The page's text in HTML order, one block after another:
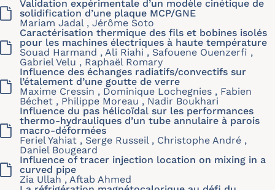
Validation expérimentale d’un modèle cinétique de
solidification d’une plaque MCP/GNE
Mariam Jadal , Jérôme Soto
Caractérisation thermique des fils et bobines isolés
pour les machines électriques à haute température
Souad Harmand , Ali Riahi , Safouene Ouenzerfi ,
Gabriel Velu , Raphaël Romary
Influence des échanges radiatifs/convectifs sur
l’étalement d’une goutte de verre
Maxime Cressin , Dominique Lochegnies , Fabien
Béchet , Philippe Moreau , Nadir Boukhari
Influence du pas hélicoïdal sur les performances
thermo-hydrauliques d’un tube annulaire à parois
macro-déformées
Feriel Yahiat , Serge Russeil , Christophe André ,
Daniel Bougeard
Influence of tracer injection location on mixing in a
curved pipe
Zia Ullah , Aftab Ahmed